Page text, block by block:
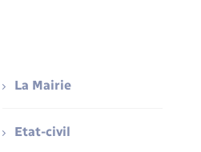
La Mairie
Etat-civil